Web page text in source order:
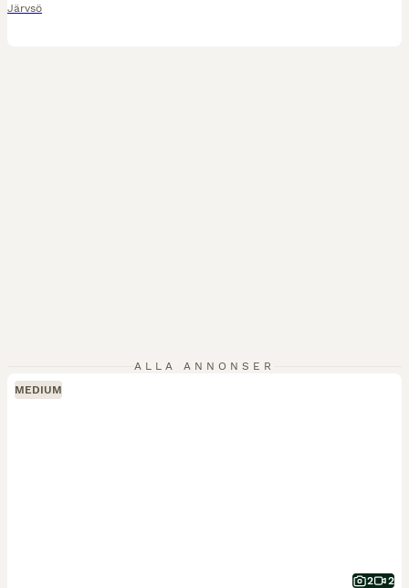
Järvsö
ALLA ANNONSER
MEDIUM
2 2